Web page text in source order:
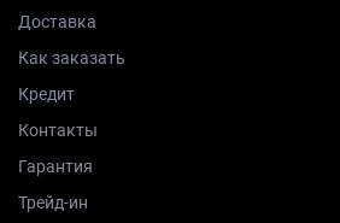
Доставка
Как заказать
Кредит
Контакты
Гарантия
Трейд-ин